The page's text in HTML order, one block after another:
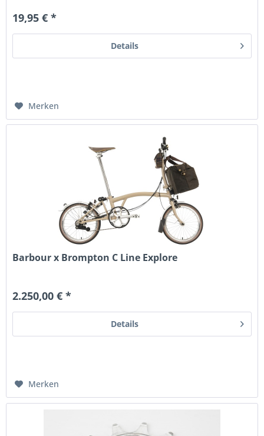
19,95 € *
Details
Merken
Barbour x Brompton C Line Explore
2.250,00 € *
Details
Merken